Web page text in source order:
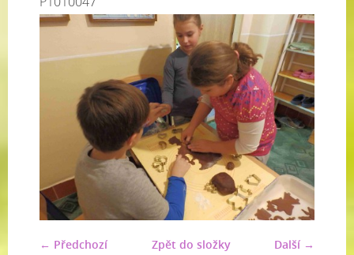
← Předchozí Další →
Zpět do složky